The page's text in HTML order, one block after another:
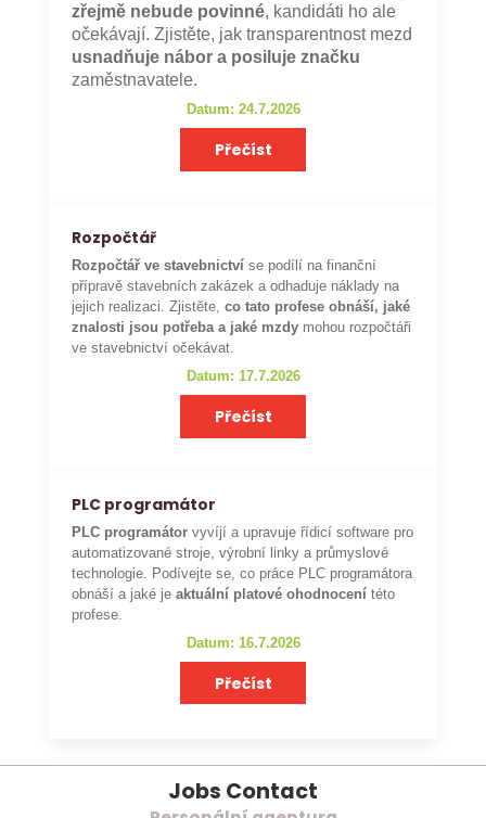
zřejmě nebude povinné, kandidáti ho ale
očekávají. Zjistěte, jak transparentnost mezd
usnadňuje nábor a posiluje značku
zaměstnavatele.
Datum: 24.7.2026
Přečíst
Rozpočtář
Rozpočtář ve stavebnictví se podílí na finanční
přípravě stavebních zakázek a odhaduje náklady na
jejich realizaci. Zjistěte,co tato profese obnáší, jaké
znalosti jsou potřeba a jaké mzdy mohou rozpočtáři
ve stavebnictví očekávat.
Datum: 17.7.2026
Přečíst
PLC programátor
PLC programátor vyvíjí a upravuje řídicí software pro
automatizované stroje, výrobní linky a průmyslové
technologie. Podívejte se, co práce PLC programátora
obnáší a jaké je aktuální platové ohodnocení této
profese.
Datum: 16.7.2026
Přečíst
Jobs Contact